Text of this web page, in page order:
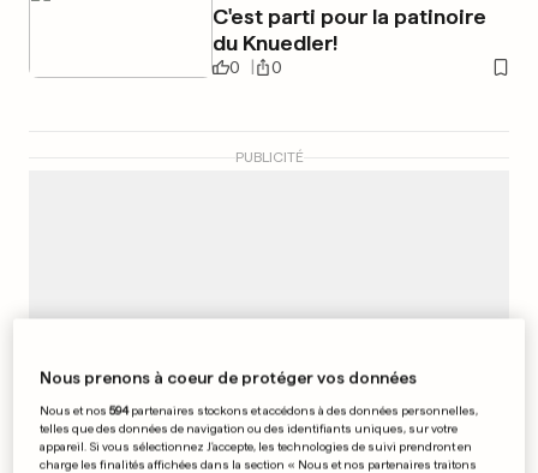
C'est parti pour la patinoire
du Knuedler!
0 0
PUBLICITÉ
Nous prenons à coeur de protéger vos données
Nous et nos594partenaires stockons et accédons à des données personnelles,
telles que des données de navigation ou des identifiants uniques, sur votre
appareil. Si vous sélectionnez J'accepte, les technologies de suivi prendront en
charge les finalités affichées dans la section « Nous et nos partenaires traitons